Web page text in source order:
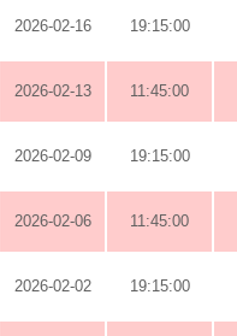
2026-02-16 19:15:00
2026-02-13 11:45:00
2026-02-09 19:15:00
2026-02-06 11:45:00
2026-02-02 19:15:00